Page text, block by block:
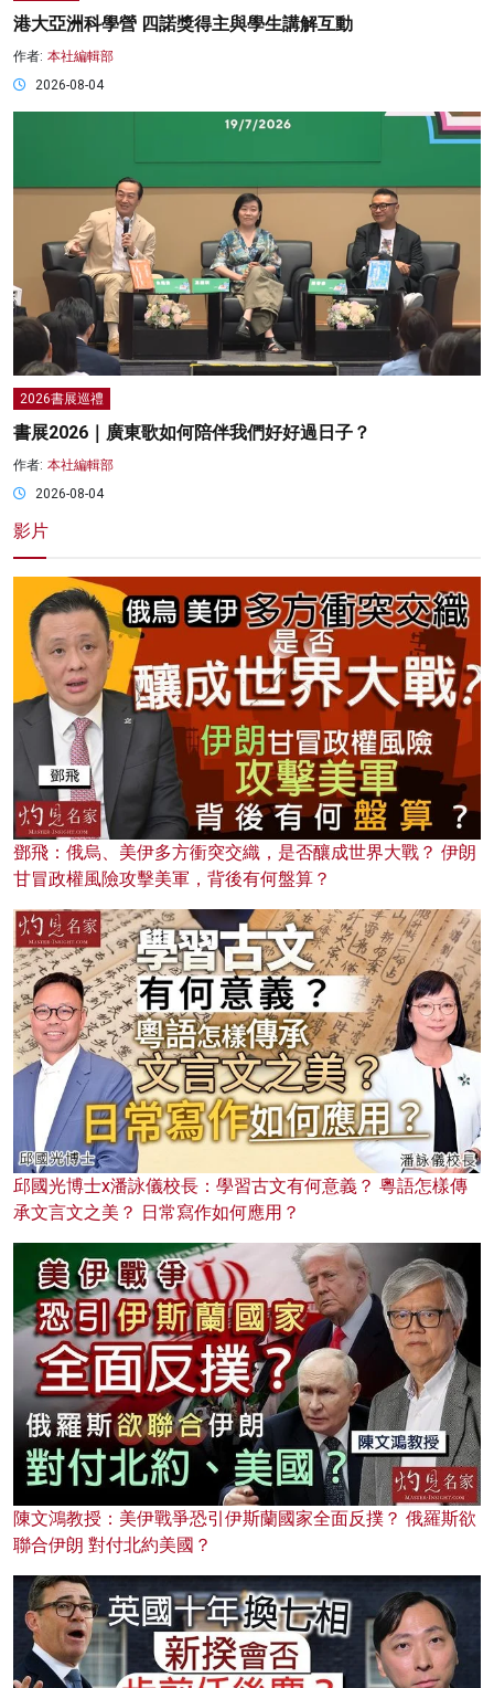
港大亞洲科學營 四諾獎得主與學生講解互動
作者: 本社編輯部
2026-08-04
2026書展巡禮
書展2026｜廣東歌如何陪伴我們好好過日子？
作者: 本社編輯部
2026-08-04
影片
鄧飛：俄烏、美伊多方衝突交織，是否釀成世界大戰？ 伊朗
甘冒政權風險攻擊美軍，背後有何盤算？
邱國光博士x潘詠儀校長：學習古文有何意義？ 粵語怎樣傳
承文言文之美？ 日常寫作如何應用？
陳文鴻教授：美伊戰爭恐引伊斯蘭國家全面反撲？ 俄羅斯欲
聯合伊朗 對付北約美國？